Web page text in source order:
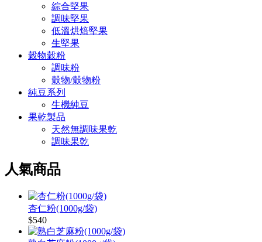
綜合堅果
調味堅果
低溫烘焙堅果
生堅果
穀物穀粉
調味粉
穀物/穀物粉
純豆系列
生機純豆
果乾製品
天然無調味果乾
調味果乾
人氣商品
杏仁粉(1000g/袋)
$540